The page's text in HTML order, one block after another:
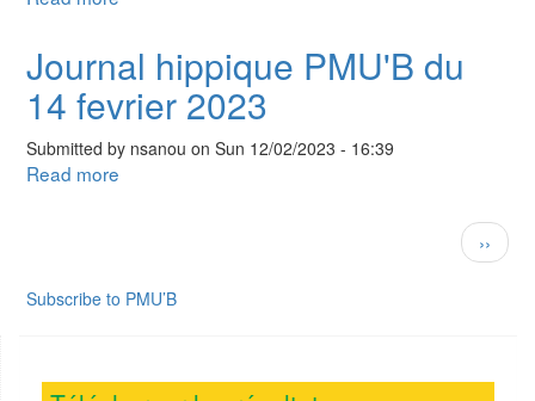
les
résultats
PMU'B
du
13
Journal hippique PMU'B du
14 fevrier 2023
Submitted by nsanou on Sun 12/02/2023 - 16:39
Read more
14
Next
page
››
Subscribe to PMU’B